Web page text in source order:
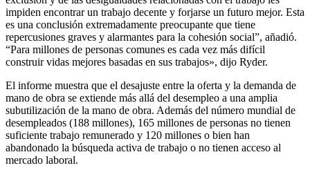
impiden encontrar un trabajo decente y forjarse un futuro mejor. Esta
es una conclusión extremadamente preocupante que tiene
repercusiones graves y alarmantes para la cohesión social”, añadió.
“Para millones de personas comunes es cada vez más difícil
construir vidas mejores basadas en sus trabajos», dijo Ryder.
El informe muestra que el desajuste entre la oferta y la demanda de
mano de obra se extiende más allá del desempleo a una amplia
subutilización de la mano de obra. Además del número mundial de
desempleados (188 millones), 165 millones de personas no tienen
suficiente trabajo remunerado y 120 millones o bien han
abandonado la búsqueda activa de trabajo o no tienen acceso al
mercado laboral.